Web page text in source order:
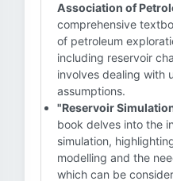
Association of
comprehensive
of petroleum
including reservoir
involves dealing with
assumptions.
"Reservoir
book delves into the
simulation,
modelling and the
which can be